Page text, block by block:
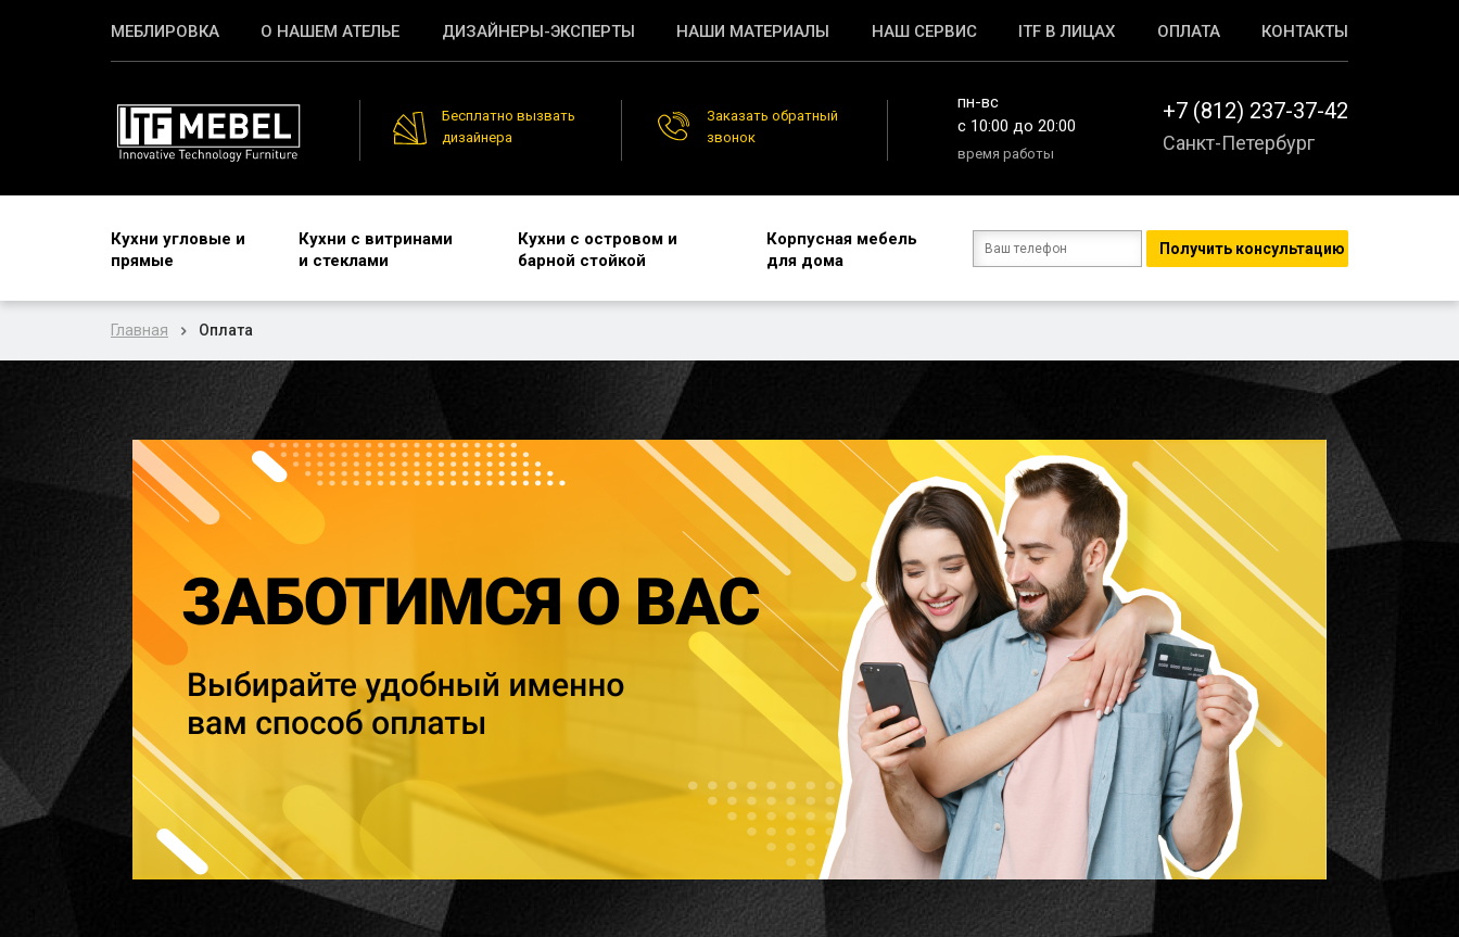
МЕБЛИРОВКА О НАШЕМ АТЕЛЬЕ ДИЗАЙНЕРЫ-ЭКСПЕРТЫ НАШИ МАТЕРИАЛЫ НАШ СЕРВИС ITF В ЛИЦАХ ОПЛАТА КОНТАКТЫ
Бесплатно вызвать
дизайнера
Заказать обратный
звонок
пн-вс
c 10:00 до 20:00
время работы
+7 (812) 237-37-42
Санкт-Петербург
Кухни угловые и
прямые
Кухни с витринами
и стеклами
Кухни с островом и
барной стойкой
Корпусная мебель
для дома
Главная Оплата